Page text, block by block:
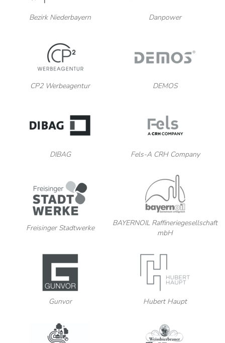
Bezirk Niederbayern Danpower
CP2 Werbeagentur DEMOS
DIBAG Fels-A CRH Company
Freisinger Stadtwerke
BAYERNOIL Raffineriegesellschaft
mbH
Gunvor Hubert Haupt